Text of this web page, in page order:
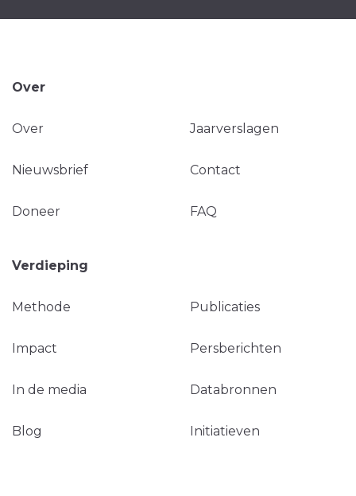
Over
Over Jaarverslagen
Nieuwsbrief Contact
Doneer FAQ
Verdieping
Methode Publicaties
Impact Persberichten
In de media Databronnen
Blog Initiatieven